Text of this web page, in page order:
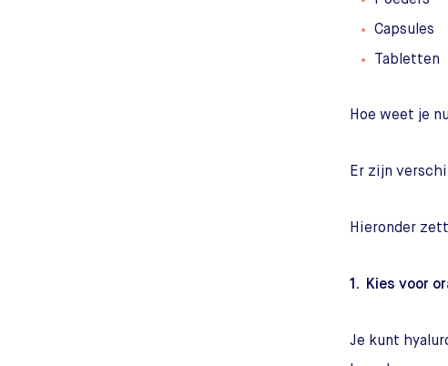
Capsules
Tabletten
Hoe weet je
Er zijn
Hieronder
1. Kies voor
Je kunt